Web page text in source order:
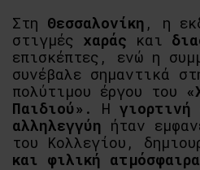
Στη Θεσσαλονίκη , η
στιγμές χαράς και
επισκέπτες, ενώ η
συνέβαλε σημαντικά
πολύτιμου έργου του
Παιδιού» . Η γιορτινή
αλληλεγγύη ήταν
του Κολλεγίου,
και φιλική ατμόσφαιρα